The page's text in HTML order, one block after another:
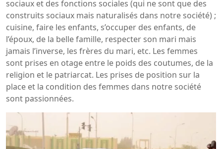
sociaux et des fonctions sociales (qui ne sont que des
construits sociaux mais naturalisés dans notre société) ;
cuisine, faire les enfants, s’occuper des enfants, de
l’époux, de la belle famille, respecter son mari mais
jamais l’inverse, les frères du mari, etc. Les femmes
sont prises en otage entre le poids des coutumes, de la
religion et le patriarcat. Les prises de position sur la
place et la condition des femmes dans notre société
sont passionnées.